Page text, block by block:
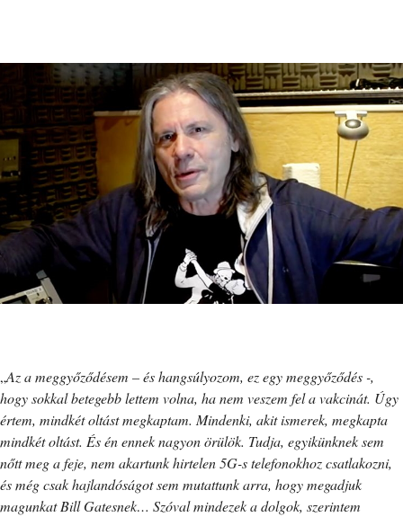
„Az a meggyőződésem – és hangsúlyozom, ez egy meggyőződés -,
hogy sokkal betegebb lettem volna, ha nem veszem fel a vakcinát. Úgy
értem, mindkét oltást megkaptam. Mindenki, akit ismerek, megkapta
mindkét oltást. És én ennek nagyon örülök. Tudja, egyikünknek sem
nőtt meg a feje, nem akartunk hirtelen 5G-s telefonokhoz csatlakozni,
és még csak hajlandóságot sem mutattunk arra, hogy megadjuk
magunkat Bill Gatesnek… Szóval mindezek a dolgok, szerintem